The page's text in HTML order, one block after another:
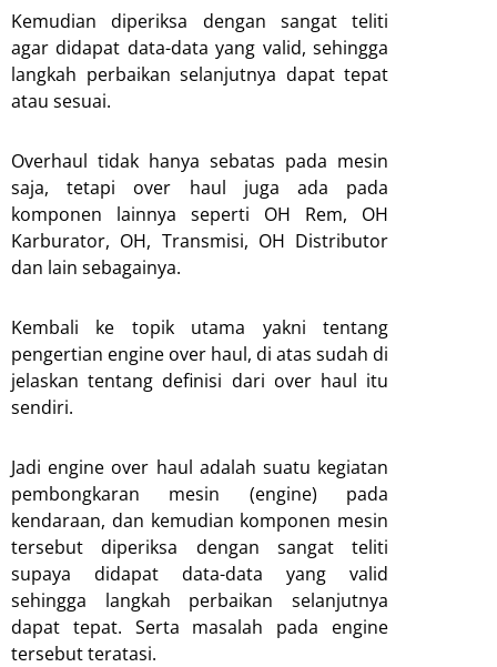
Kemudian diperiksa dengan sangat teliti
agar didapat data-data yang valid, sehingga
langkah perbaikan selanjutnya dapat tepat
atau sesuai.
Overhaul tidak hanya sebatas pada mesin
saja, tetapi over haul juga ada pada
komponen lainnya seperti OH Rem, OH
Karburator, OH, Transmisi, OH Distributor
dan lain sebagainya.
Kembali ke topik utama yakni tentang
pengertian engine over haul, di atas sudah di
jelaskan tentang definisi dari over haul itu
sendiri.
Jadi engine over haul adalah suatu kegiatan
pembongkaran mesin (engine) pada
kendaraan, dan kemudian komponen mesin
tersebut diperiksa dengan sangat teliti
supaya didapat data-data yang valid
sehingga langkah perbaikan selanjutnya
dapat tepat. Serta masalah pada engine
tersebut teratasi.